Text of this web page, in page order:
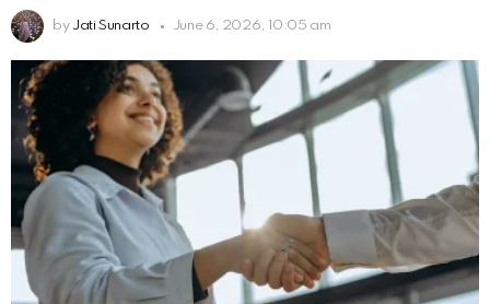
by Jati Sunarto June 6, 2026, 10:05 am